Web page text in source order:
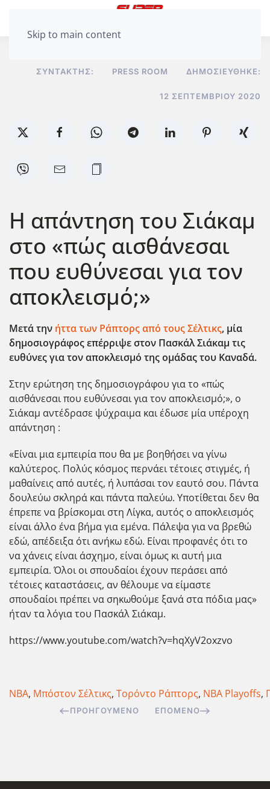
Skip to main content
ΣΥΝΤΆΚΤΗΣ: PRESS ROOM ΔΗΜΟΣΙΕΎΘΗΚΕ:
12 ΣΕΠΤΕΜΒΡΊΟΥ 2020
Η απάντηση του Σιάκαμ
στο «πώς αισθάνεσαι
που ευθύνεσαι για τον
αποκλεισμό;»
Μετά την ήττα των Ράπτορς από τους Σέλτικς, μία
δημοσιογράφος επέρριψε στον Πασκάλ Σιάκαμ τις
ευθύνες για τον αποκλεισμό της ομάδας του Καναδά.
Στην ερώτηση της δημοσιογράφου για το «πώς
αισθάνεσαι που ευθύνεσαι για τον αποκλεισμό;», ο
Σιάκαμ αντέδρασε ψύχραιμα και έδωσε μία υπέροχη
απάντηση :
«Είναι μια εμπειρία που θα με βοηθήσει να γίνω
καλύτερος. Πολύς κόσμος περνάει τέτοιες στιγμές, ή
μαθαίνεις από αυτές, ή λυπάσαι τον εαυτό σου. Πάντα
δουλεύω σκληρά και πάντα παλεύω. Υποτίθεται δεν θα
έπρεπε να βρίσκομαι στη Λίγκα, αυτός ο αποκλεισμός
είναι άλλο ένα βήμα για εμένα. Πάλεψα για να βρεθώ
εδώ, απέδειξα ότι ανήκω εδώ. Είναι προφανές ότι το
να χάνεις είναι άσχημο, είναι όμως κι αυτή μια
εμπειρία. Όλοι οι σπουδαίοι έχουν περάσει από
τέτοιες καταστάσεις, αν θέλουμε να είμαστε
σπουδαίοι πρέπει να σηκωθούμε ξανά στα πόδια μας»
ήταν τα λόγια του Πασκάλ Σιάκαμ.
https://www.youtube.com/watch?v=hqXyV2oxzvo
NBA, Μπόστον Σέλτικς, Τορόντο Ράπτορς, NBA Playoffs,
ΠΡΟΗΓΟΎΜΕΝΟ ΕΠΌΜΕΝΟ